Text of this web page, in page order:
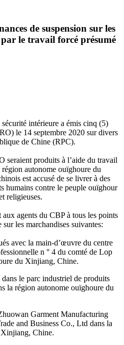
de suspension sur les
le travail forcé présumé
intérieure a émis cinq (5)
le 14 septembre 2020 sur divers
de Chine (RPC).
seraient produits à l’aide du travail
autonome ouïghoure du
est accusé de se livrer à des
humains contre le peuple ouïghour
religieuses.
agents du CBP à tous les points
les marchandises suivantes:
avec la main-d’œuvre du centre
n ° 4 du comté de Lop
du Xinjiang, Chine.
le parc industriel de produits
la région autonome ouïghoure du
Garment Manufacturing
and Business Co., Ltd dans la
Chine.